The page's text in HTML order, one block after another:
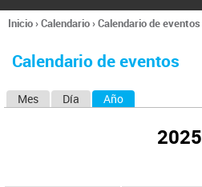
l
Se
usted
Inicio›Calendario›Calendario de eventos
Calendario de eventos
Mes Día Año
2025